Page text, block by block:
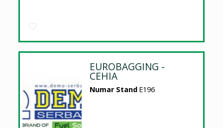
EUROBAGGING -
CEHIA
Numar Stand E196